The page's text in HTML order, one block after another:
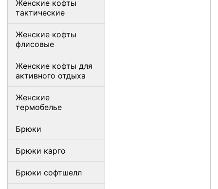
Женские кофты
тактические
Женские кофты
флисовые
Женские кофты для
активного отдыха
Женские
термобелье
Брюки
Брюки карго
Брюки софтшелл